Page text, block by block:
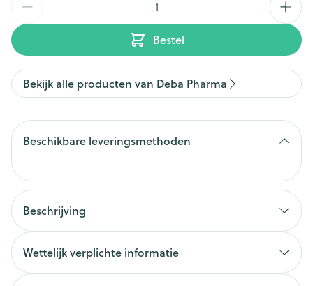
Bestel
Bekijk alle producten van Deba Pharma
Beschikbare leveringsmethoden
Beschrijving
Wettelijk verplichte informatie